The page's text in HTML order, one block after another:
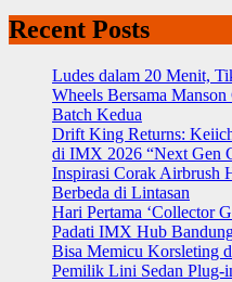
Recent Posts
Ludes dalam 20 Menit,
Wheels Bersama
Batch Kedua
Drift King Returns:
di IMX 2026 “Next Gen
Inspirasi Corak Airbrush
Berbeda di Lintasan
Hari Pertama ‘Collector
Padati IMX Hub
Bisa Memicu Korsleting
Pemilik Lini Sedan